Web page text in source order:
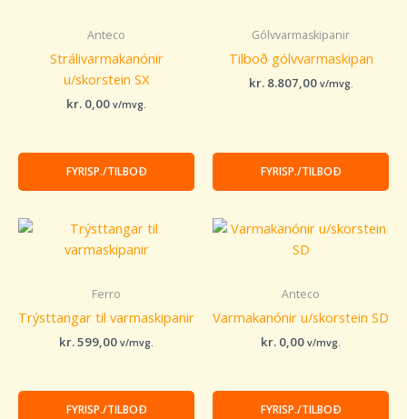
Anteco
Strálivarmakanónir
u/skorstein SX
kr. 0,00 v/mvg.
FYRISP./TILBOÐ
Gólvvarmaskipanir
Tilboð gólvvarmaskipan
kr.8.807,00 v/mvg.
FYRISP./TILBOÐ
Ferro
Trýsttangar til varmaskipanir
kr.599,00 v/mvg.
FYRISP./TILBOÐ
Anteco
Varmakanónir u/skorstein SD
kr. 0,00 v/mvg.
FYRISP./TILBOÐ